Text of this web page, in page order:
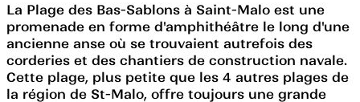
La Plage des Bas-Sablons à Saint-Malo est une
promenade en forme d'amphithéâtre le long d'une
ancienne anse où se trouvaient autrefois des
corderies et des chantiers de construction navale.
Cette plage, plus petite que les 4 autres plages de
la région de St-Malo, offre toujours une grande